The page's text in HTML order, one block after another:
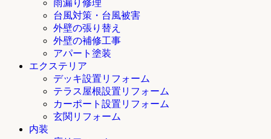
雨漏り修理
台風対策・台風被害
外壁の張り替え
外壁の補修工事
アパート塗装
エクステリア
デッキ設置リフォーム
テラス屋根設置リフォーム
カーポート設置リフォーム
玄関リフォーム
内装